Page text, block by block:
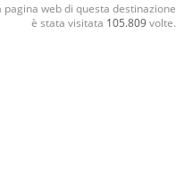
pagina web di questa destinazione
è stata visitata 105.809volte.